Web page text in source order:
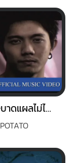
ทนพิษบาดแผลไม่ไหว
POTATO